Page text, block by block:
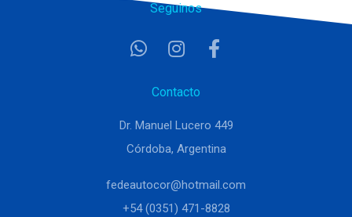
Seguinos
Contacto
Dr. Manuel Lucero 449
Córdoba, Argentina
fedeautocor@hotmail.com
+54 (0351) 471-8828